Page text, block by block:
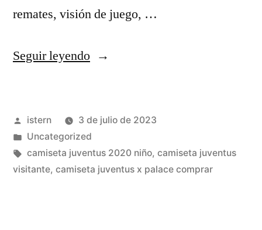
remates, visión de juego, …
Seguir leyendo«uniforme
azul»
Publicado
por
istern
3 de julio de 2023
Publicado
en
Uncategorized
Etiquetas:
camiseta juventus 2020 niño, camiseta juventus
visitante, camiseta juventus x palace comprar